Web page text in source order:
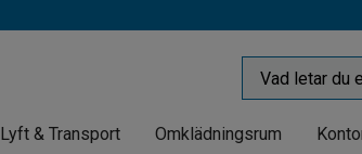
Lyft & Transport Omklädningsrum